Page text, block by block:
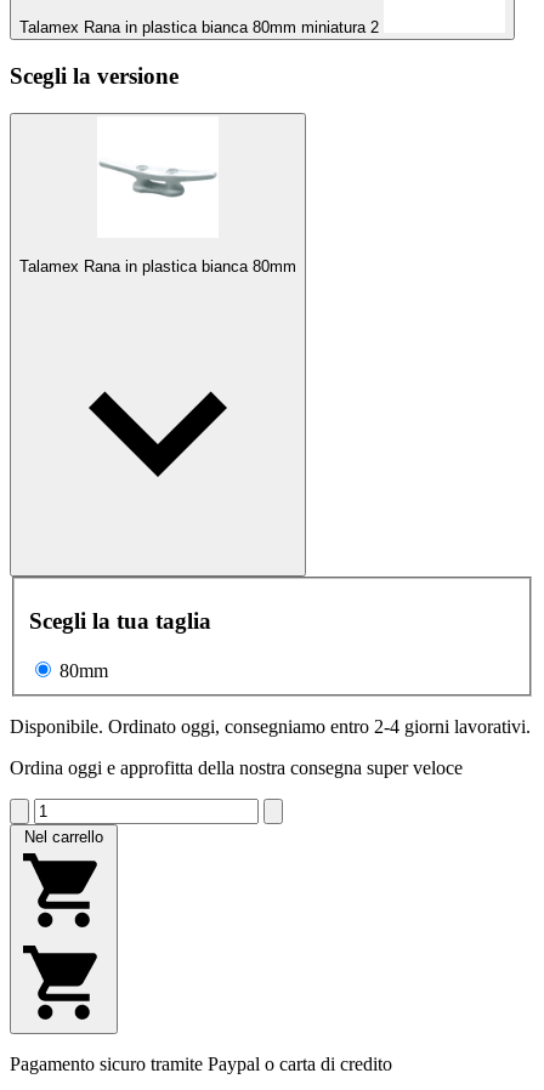
Talamex Rana in plastica bianca 80mm miniatura 2
Scegli la versione
Talamex Rana in plastica bianca 80mm
Scegli la tua taglia
80mm
Disponibile. Ordinato oggi, consegniamo entro 2-4 giorni lavorativi.
Ordina oggi e approfitta della nostra consegna super veloce
Nel carrello
Pagamento sicuro tramite Paypal o carta di credito